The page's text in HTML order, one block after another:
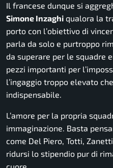
Il francese dunque si
Simone Inzaghi qualora la
porto con l’obiettivo di
parla da solo e purtroppo
da superare per le squadre
pezzi importanti per
l’ingaggio troppo elevato
indispensabile.
L’amore per la propria
immaginazione. Basta
come Del Piero, Totti,
ridursi lo stipendio pur di